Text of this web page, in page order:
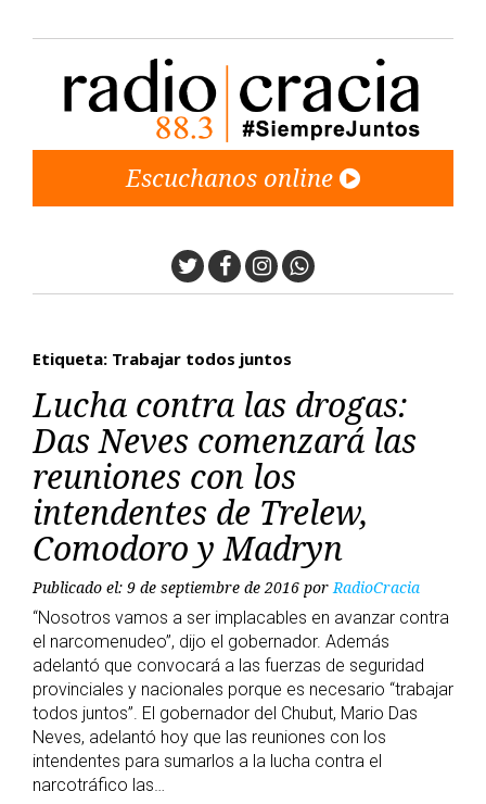
Escuchanos online
TwitterFacebook
Instagram
Whatsapp
Etiqueta: Trabajar todos juntos
Lucha contra las drogas:
Das Neves comenzará las
reuniones con los
intendentes de Trelew,
Comodoro y Madryn
Publicado el: 9 de septiembre de 2016 porRadioCracia
“Nosotros vamos a ser implacables en avanzar contra
el narcomenudeo”, dijo el gobernador. Además
adelantó que convocará a las fuerzas de seguridad
provinciales y nacionales porque es necesario “trabajar
todos juntos”. El gobernador del Chubut, Mario Das
Neves, adelantó hoy que las reuniones con los
intendentes para sumarlos a la lucha contra el
narcotráfico las…